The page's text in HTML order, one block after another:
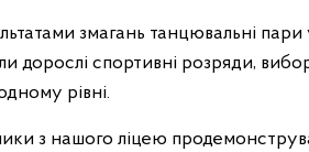
змагань танцювальні
дорослі спортивні розряди,
рівні.
з нашого ліцею